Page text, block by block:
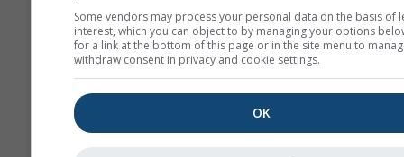
Some vendors may process your personal data on the basis of
interest, which you can object to by managing your options
for a link at the bottom of this page or in the site menu to
withdraw consent in privacy and cookie settings.
OK